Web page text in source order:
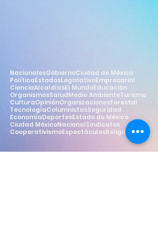
NacionalesGobiernoCiudad de México
PolíticaEstadosLegislativoEmpresarial
CienciaAlcaldíasEl MundoEducación
OrganismosSaludMedio AmbienteTurismo
CulturaOpiniónOrganizacionesForestal
TecnologíaColumnistasSeguridad
EconomíaDeportesEstado de México
Ciudad MéxicoNacionalSindicatos
CooperativismoEspectáculosReligión Estilo